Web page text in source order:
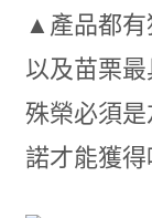
▲產品都有
以及苗栗
殊榮必須
諾才能獲得